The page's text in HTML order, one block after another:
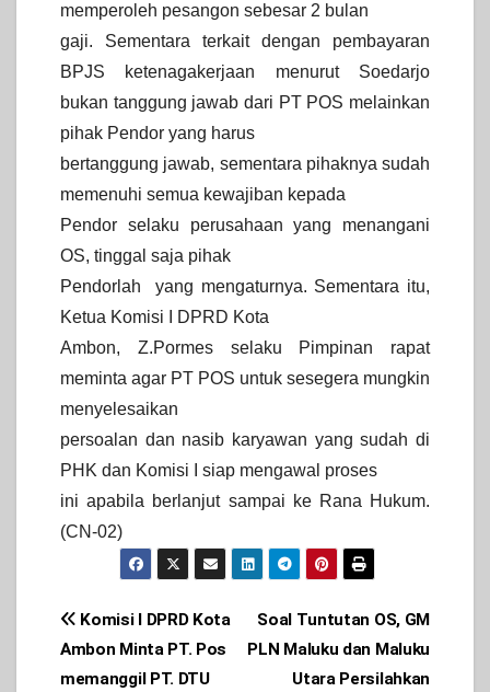
memperoleh pesangon sebesar 2 bulan
gaji. Sementara terkait dengan pembayaran
BPJS ketenagakerjaan menurut Soedarjo
bukan tanggung jawab dari PT POS melainkan
pihak Pendor yang harus
bertanggung jawab, sementara pihaknya sudah
memenuhi semua kewajiban kepada
Pendor selaku perusahaan yang menangani
OS, tinggal saja pihak
Pendorlah yang mengaturnya. Sementara itu,
Ketua Komisi I DPRD Kota
Ambon, Z.Pormes selaku Pimpinan rapat
meminta agar PT POS untuk sesegera mungkin
menyelesaikan
persoalan dan nasib karyawan yang sudah di
PHK dan Komisi I siap mengawal proses
ini apabila berlanjut sampai ke Rana Hukum.
(CN-02)
Post
navigation
Soal Tuntutan OS, GM
PLN Maluku dan Maluku
Utara Persilahkan
Komisi I DPRD Kota
Ambon Minta PT. Pos
memanggil PT. DTU